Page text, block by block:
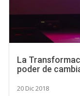
La
poder de
20 Dic 2018